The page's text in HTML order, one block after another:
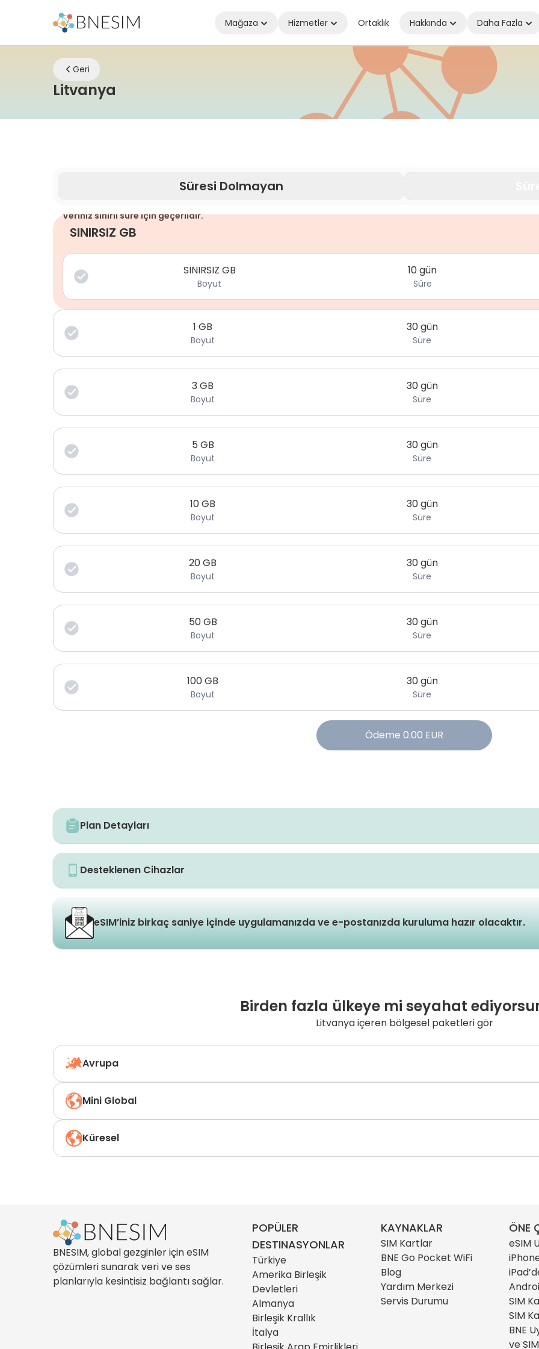
Mağaza Hizmetler Ortaklık Hakkında Daha Fazla
Geri
Litvanya eSIM | Nerede olursanız olun bağlantıda kalın
Süresi Dolmayan
Veriniz sınırlı süre için geçerlidir.
SINIRSIZ GB
SINIRSIZ GB
Boyut
10 gün
Süre
1 GB
Boyut
30 gün
Süre
3GB
Boyut
30 gün
Süre
5 GB
Boyut
30 gün
Süre
10GB
Boyut
30 gün
Süre
20GB
Boyut
30 gün
Süre
50GB
Boyut
30 gün
Süre
100GB
Boyut
30 gün
Süre
Ödeme 0.00 EUR
Plan Detayları
Desteklenen Cihazlar
eSIM’iniz birkaç saniye içinde uygulamanızda ve e-postanızda kuruluma hazır olacaktır.
Birden fazla ülkeye mi seyahat
Litvanya içeren bölgesel paketleri gör
Avrupa
Mini Global
Küresel
BNESIM, global gezginler için eSIM
çözümleri sunarak veri ve ses
planlarıyla kesintisiz bağlantı sağlar.
POPÜLER
DESTINASYONLAR
Türkiye
Amerika Birleşik
Devletleri
Almanya
Birleşik Krallık
İtalya
KAYNAKLAR
SIM Kartlar
BNE Go Pocket WiFi
Blog
Yardım Merkezi
Servis Durumu
ÖNE
eSIM
SIM
SIM
BNE
ve